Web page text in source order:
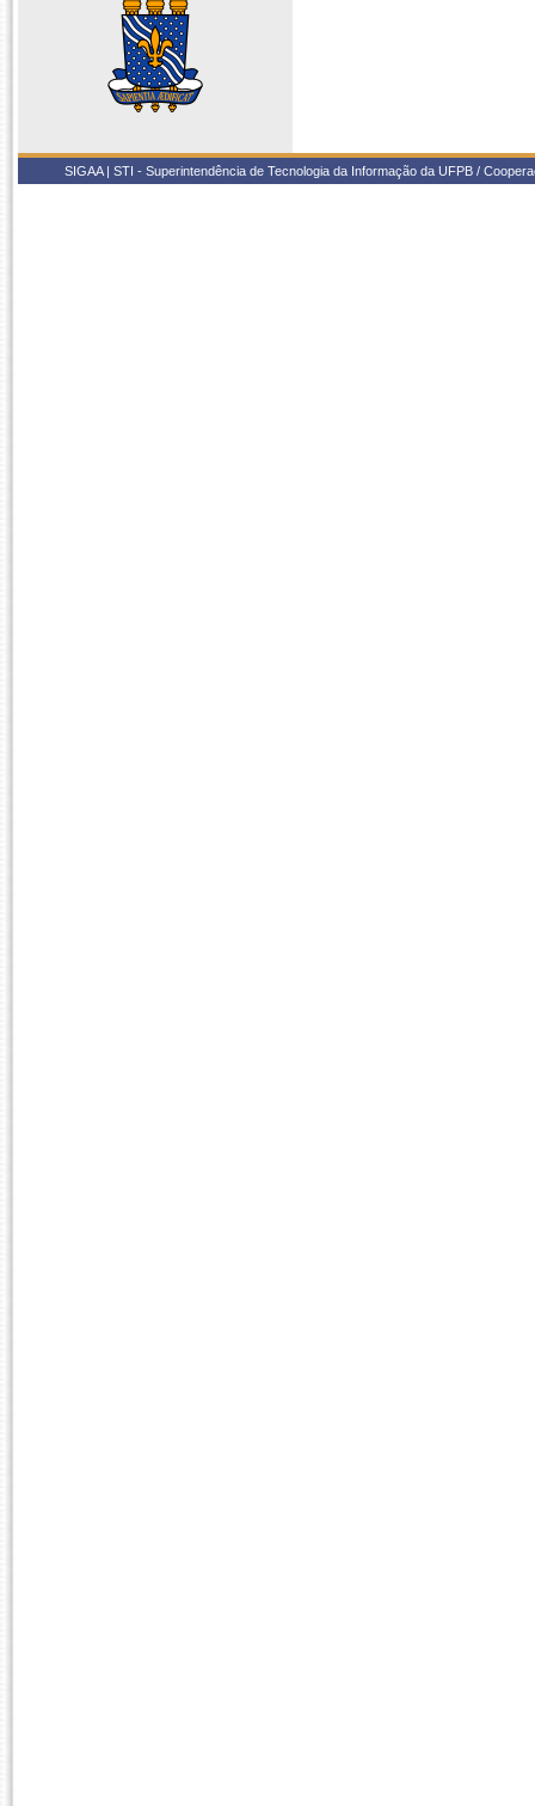
SIGAA | STI - Superintendência de Tecnologia da Informação da UFPB /